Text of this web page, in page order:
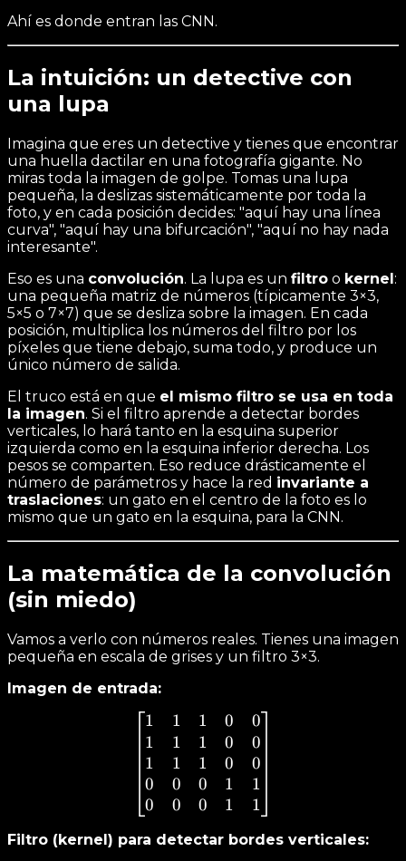
Ahí es donde entran las CNN.
La intuición: un detective con
una lupa
Imagina que eres un detective y tienes que encontrar
una huella dactilar en una fotografía gigante. No
miras toda la imagen de golpe. Tomas una lupa
pequeña, la deslizas sistemáticamente por toda la
foto, y en cada posición decides: "aquí hay una línea
curva", "aquí hay una bifurcación", "aquí no hay nada
interesante".
Eso es una convolución. La lupa es un filtro o kernel :
una pequeña matriz de números (típicamente 3×3,
5×5 o 7×7) que se desliza sobre la imagen. En cada
posición, multiplica los números del filtro por los
píxeles que tiene debajo, suma todo, y produce un
único número de salida.
El truco está en que el mismo filtro se usa en toda
la imagen. Si el filtro aprende a detectar bordes
verticales, lo hará tanto en la esquina superior
izquierda como en la esquina inferior derecha. Los
pesos se comparten. Eso reduce drásticamente el
número de parámetros y hace la red invariante a
traslaciones: un gato en el centro de la foto es lo
mismo que un gato en la esquina, para la CNN.
La matemática de la convolución
(sin miedo)
Vamos a verlo con números reales. Tienes una imagen
pequeña en escala de grises y un filtro 3×3.
Imagen de entrada:
\begin{bmatrix} 1 & 1 &
1
1
1
0
0
1
1
1
0
0
1
1
1
0
0
0
0
0
1
1
0
0
0
1
1
Filtro (kernel) para detectar bordes verticales: